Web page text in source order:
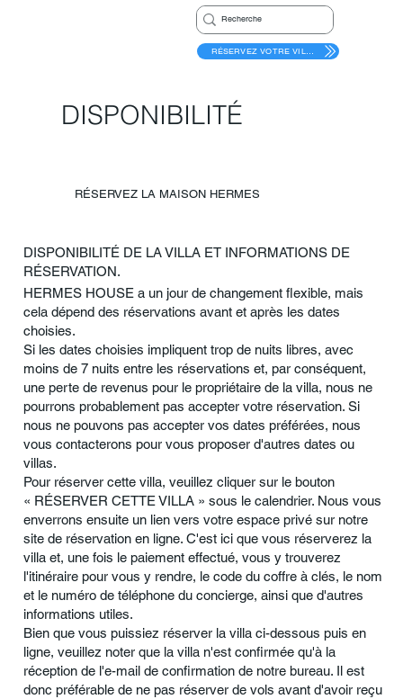
RÉSERVEZ VOTRE VILLA
DISPONIBILITÉ
RÉSERVEZ LA MAISON HERMES
DISPONIBILITÉ DE LA VILLA ET INFORMATIONS DE
RÉSERVATION.
HERMES HOUSE a un jour de changement flexible, mais
cela dépend des réservations avant et après les dates
choisies.
Si les dates choisies impliquent trop de nuits libres, avec
moins de 7 nuits entre les réservations et, par conséquent,
une perte de revenus pour le propriétaire de la villa, nous ne
pourrons probablement pas accepter votre réservation. Si
nous ne pouvons pas accepter vos dates préférées, nous
vous contacterons pour vous proposer d'autres dates ou
villas.
Pour réserver cette villa, veuillez cliquer sur le bouton
« RÉSERVER CETTE VILLA » sous le calendrier. Nous vous
enverrons ensuite un lien vers votre espace privé sur notre
site de réservation en ligne. C'est ici que vous réserverez la
villa et, une fois le paiement effectué, vous y trouverez
l'itinéraire pour vous y rendre, le code du coffre à clés, le nom
et le numéro de téléphone du concierge, ainsi que d'autres
informations utiles.
Bien que vous puissiez réserver la villa ci-dessous puis en
ligne, veuillez noter que la villa n'est confirmée qu'à la
réception de l'e-mail de confirmation de notre bureau. Il est
donc préférable de ne pas réserver de vols avant d'avoir reçu